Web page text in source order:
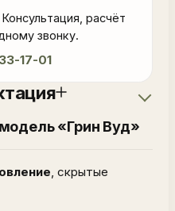
расчёт
звонку.
17-01
«Грин Вуд»
, скрытые